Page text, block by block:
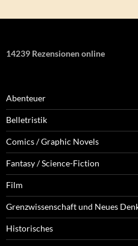
14239 Rezensionen online
Abenteuer
Belletristik
Comics / Graphic Novels
Fantasy / Science-Fiction
Film
Grenzwissenschaft und Neues
Historisches